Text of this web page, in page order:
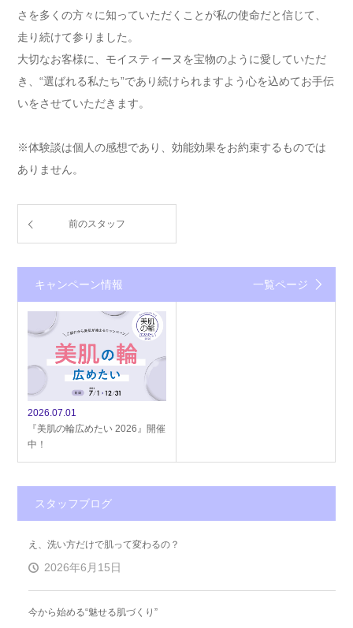
さを多くの方々に知っていただくことが私の使命だと信じて、
走り続けて参りました。
大切なお客様に、モイスティーヌを宝物のように愛していただ
き、“選ばれる私たち”であり続けられますよう心を込めてお手伝
いをさせていただきます。
※体験談は個人の感想であり、効能効果をお約束するものでは
ありません。
前のスタッフ
キャンペーン情報 一覧ページ
2026.07.01
『美肌の輪広めたい 2026』開催
中！
スタッフブログ
え、洗い方だけで肌って変わるの？
2026年6月15日
今から始める“魅せる肌づくり”